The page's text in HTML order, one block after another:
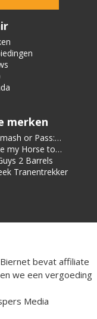
merken
or Pass:
my Horse to
2 Barrels
Tranentrekker
bevat affiliate
we een vergoeding
Media